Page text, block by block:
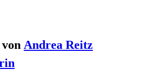
Andrea Reitz